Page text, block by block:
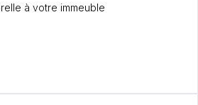
à votre immeuble